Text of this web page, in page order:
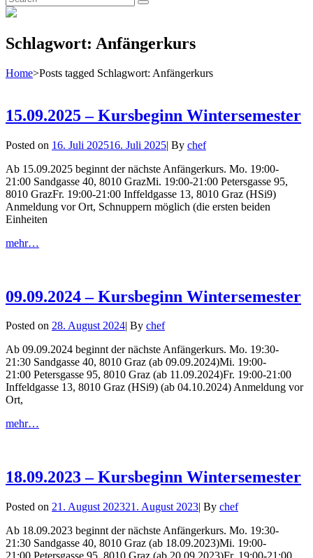
for:
Search
Schlagwort: Anfängerkurs
Home>Posts tagged Schlagwort: Anfängerkurs
15.09.2025 – Kursbeginn Wintersemester
Posted on 16. Juli 202516. Juli 2025| By Byline
chef
Ab 15.09.2025 beginnt der nächste Anfängerkurs. Mo. 19:00-
21:00 Sandgasse 40, 8010 GrazMi. 19:00-21:00 Petersgasse 95,
8010 GrazFr. 19:00-21:00 Inffeldgasse 13, 8010 Graz (HSi9)
Anmeldung vor Ort, Schnuppern möglich (die ersten beiden
Einheiten
mehr…
09.09.2024 – Kursbeginn Wintersemester
Posted on 28. August 2024| By Byline
chef
Ab 09.09.2024 beginnt der nächste Anfängerkurs. Mo. 19:30-
21:30 Sandgasse 40, 8010 Graz (ab 09.09.2024)Mi. 19:00-
21:00 Petersgasse 95, 8010 Graz (ab 11.09.2024)Fr. 19:00-21:00
Inffeldgasse 13, 8010 Graz (HSi9) (ab 04.10.2024) Anmeldung vor
Ort,
mehr…
18.09.2023 – Kursbeginn Wintersemester
Posted on 21. August 202321. August 2023| By Byline
chef
Ab 18.09.2023 beginnt der nächste Anfängerkurs. Mo. 19:30-
21:30 Sandgasse 40, 8010 Graz (ab 18.09.2023)Mi. 19:00-